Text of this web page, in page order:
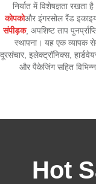
निर्यात में विशेषज्ञता
कोपकोऔर इंगरसोल रैंड
संपीड़क, अपशिष्ट ताप
स्थापना। यह एक व्यापक
दूरसंचार, इलेक्ट्रॉनिक्स,
और पैकेजिंग सहित विभिन्न
Hot